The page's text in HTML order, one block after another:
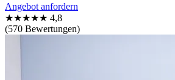
Angebot anfordern
★★★★★ 4,8
(570 Bewertungen)